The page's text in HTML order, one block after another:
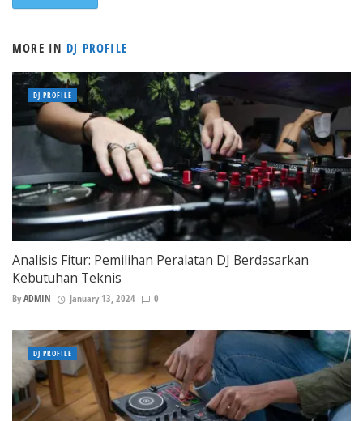
MORE IN DJ PROFILE
Analisis Fitur: Pemilihan Peralatan DJ Berdasarkan
Kebutuhan Teknis
ByADMIN January 13, 2024 0
DJ PROFILE
DJ PROFILE